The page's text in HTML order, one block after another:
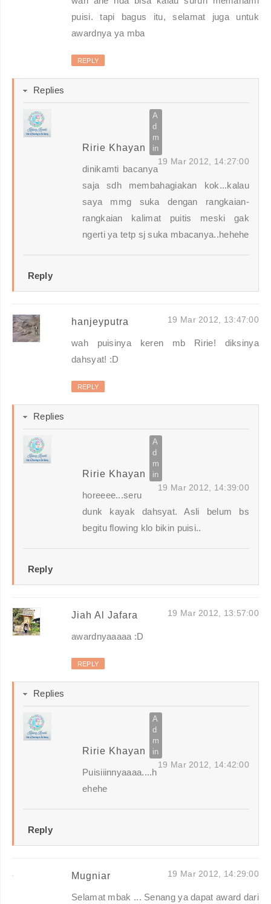
puisi. tapi bagus itu, selamat juga untuk
awardnya ya mba
REPLY
Replies
Ririe Khayan
19 Mar 2012, 14:27:00
dinikamti bacanya
saja sdh membahagiakan kok...kalau
saya mmg suka dengan rangkaian-
rangkaian kalimat puitis meski gak
ngerti ya tetp sj suka mbacanya..hehehe
Reply
hanjeyputra 19 Mar 2012, 13:47:00
wah puisinya keren mb Ririe! diksinya
dahsyat! :D
REPLY
Replies
Ririe Khayan
19 Mar 2012, 14:39:00
horeeee...seru
dunk kayak dahsyat. Asli belum bs
begitu flowing klo bikin puisi..
Reply
Jiah Al Jafara 19 Mar 2012, 13:57:00
awardnyaaaaa :D
REPLY
Replies
Ririe Khayan
19 Mar 2012, 14:42:00
Puisiiinnyaaaa....h
ehehe
Reply
Mugniar 19 Mar 2012, 14:29:00
Selamat mbak ... Senang ya dapat award dari